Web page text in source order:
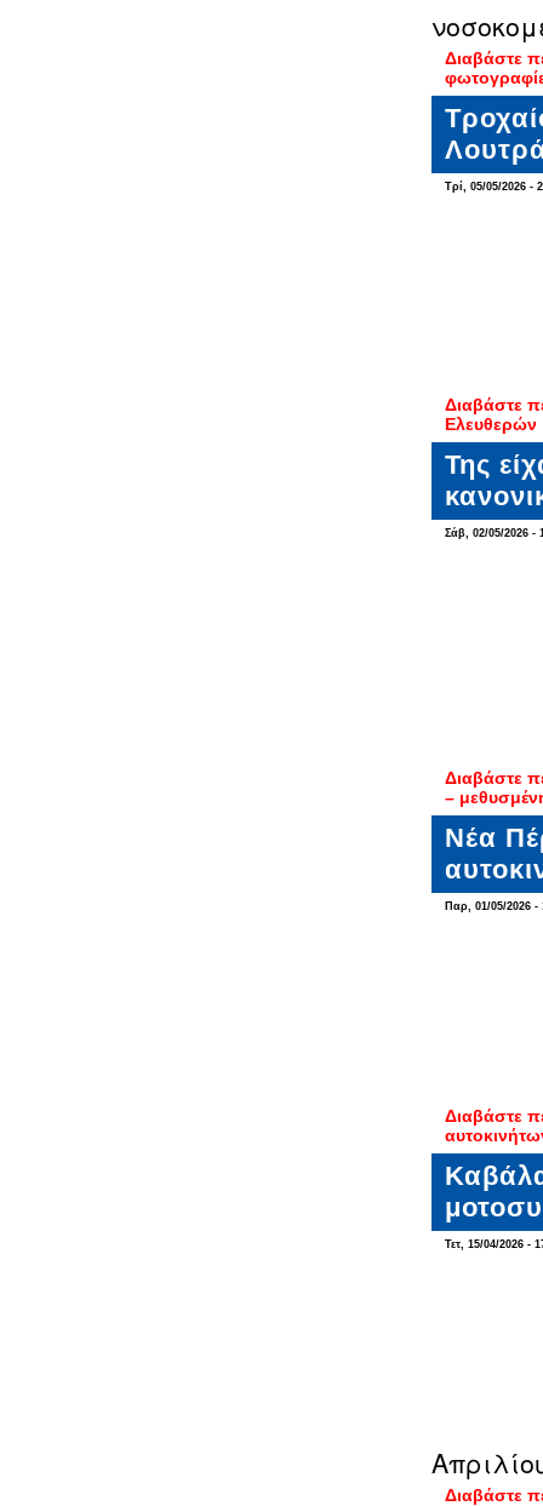
Διαβάστε
Τρί, 05/05/2026 -
Διαβάστε
Ελευθερών
Της
Σάβ, 02/05/2026 -
Διαβάστε
–
Νέα
Παρ, 01/05/2026 -
Διαβάστε
Τετ, 15/04/2026 -
Διαβάστε